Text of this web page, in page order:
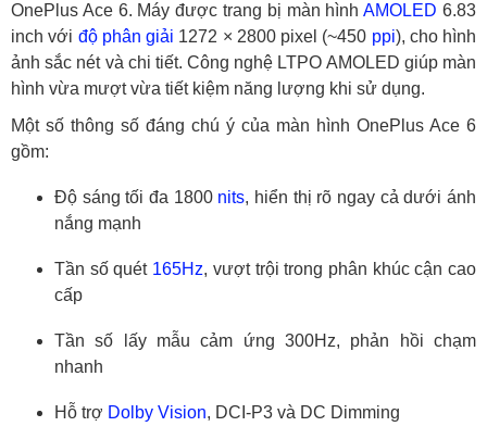
OnePlus Ace 6. Máy được trang bị màn hìnhAMOLED 6.83
inch với độ phân giải 1272 × 2800 pixel (~450 ppi), cho hình
ảnh sắc nét và chi tiết. Công nghệ LTPO AMOLED giúp màn
hình vừa mượt vừa tiết kiệm năng lượng khi sử dụng.
Một số thông số đáng chú ý của màn hình OnePlus Ace 6
gồm:
Độ sáng tối đa 1800 nits, hiển thị rõ ngay cả dưới ánh
nắng mạnh
Tần số quét 165Hz, vượt trội trong phân khúc cận cao
cấp
Tần số lấy mẫu cảm ứng 300Hz, phản hồi chạm
nhanh
Hỗ trợ Dolby Vision, DCI-P3 và DC Dimming